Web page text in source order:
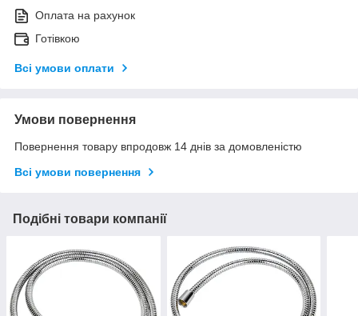
Оплата на рахунок
Готівкою
Всі умови оплати
Умови повернення
Повернення товару впродовж 14 днів за домовленістю
Всі умови повернення
Подібні товари компанії